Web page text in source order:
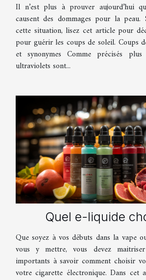
Il n’est plus à prouver aujourd’hui
causent des dommages pour la peau.
cette situation, lisez cet article pour
pour guérir les coups de soleil. Coups
et synonymes Comme précisés
ultraviolets sont...
Quel e-liquide
Que soyez à vos débuts dans la vape
vous y mettre, vous devez
importants à savoir comment choisir
votre cigarette électronique. Dans cet